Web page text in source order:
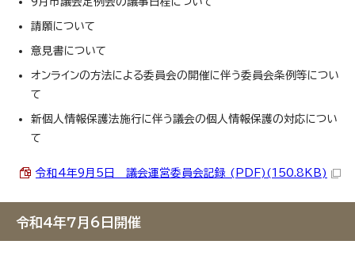
請願について
意見書について
オンラインの方法による委員会の開催に伴う委員会条例等につい
て
新個人情報保護法施行に伴う議会の個人情報保護の対応につい
て
令和4年9月5日 議会運営委員会記録 (PDF)(150.8KB)
令和4年7月6日開催